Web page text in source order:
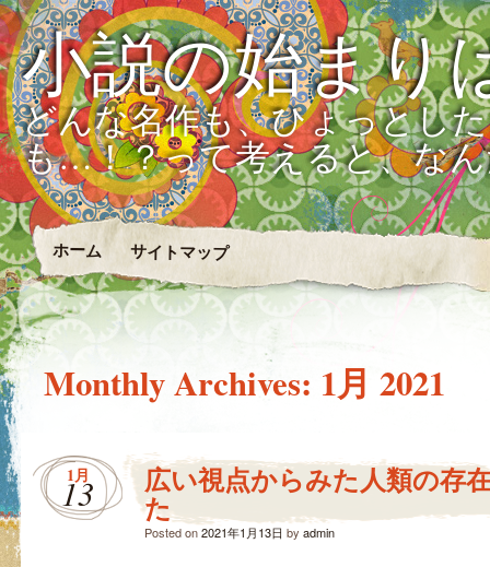
小説の始まり
どんな名作も、ひょっとし
も…！？って考えると、な
ホーム サイトマップ
Monthly Archives: 1月 2021
1月
13 広い視点からみた人類の存
た
Posted on2021年1月13日 by admin